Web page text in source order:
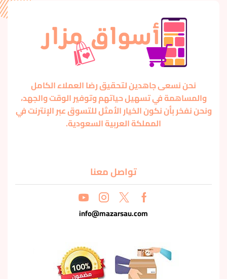
نحن نسعى جاهدين لتحقيق رضا العملاء الكامل
والمساهمة في تسهيل حياتهم وتوفير الوقت والجهد،
ونحن نفخر بأن نكون الخيار الأمثل للتسوق عبر الإنترنت في
المملكة العربية السعودية.
تواصل معنا
info@mazarsau.com